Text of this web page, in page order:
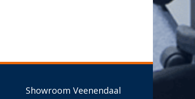
Showroom Veenendaal